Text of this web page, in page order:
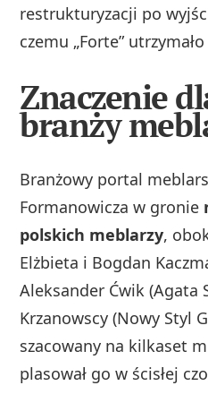
restrukturyzacji po
czemu „Forte”
Znaczenie
branży
Branżowy portal
Formanowicza w gronie
polskich meblarzy,
Elżbieta i Bogdan
Aleksander Ćwik (Agata
Krzanowscy (Nowy Styl
szacowany na kilkaset
plasował go w ścisłej